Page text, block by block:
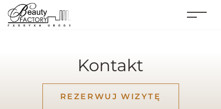
Kontakt
REZERWUJ WIZYTĘ